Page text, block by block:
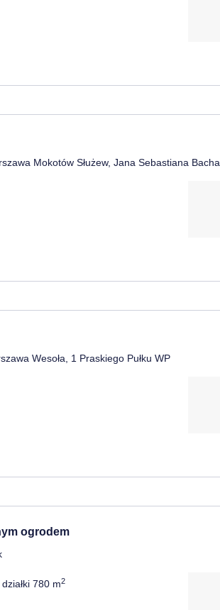
Mokotów Służew, Jana Sebastiana Bacha
Wesoła, 1 Praskiego Pułku WP
ogrodem
działki 780 m2